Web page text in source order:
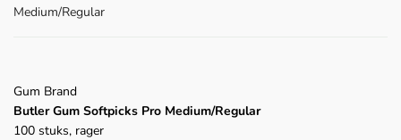
Medium/Regular
Gum Brand
Butler Gum Softpicks Pro Medium/Regular
100 stuks, rager